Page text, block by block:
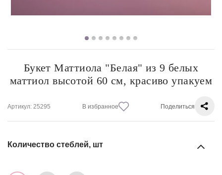
Букет Маттиола "Белая" из 9 белых
маттиол высотой 60 см, красиво упакуем
Артикул: 25295 В избранное Поделиться
Количество стеблей, шт